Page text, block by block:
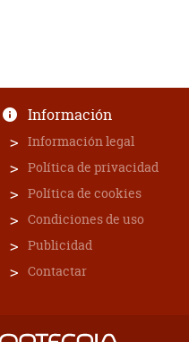
Información
Información legal
Política de privacidad
Política de cookies
Condiciones de uso
Publicidad
Contactar